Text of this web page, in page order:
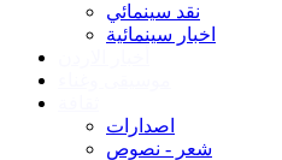
نقد سينمائي
اخبار سينمائية
اصدارات
شعر - نصوص